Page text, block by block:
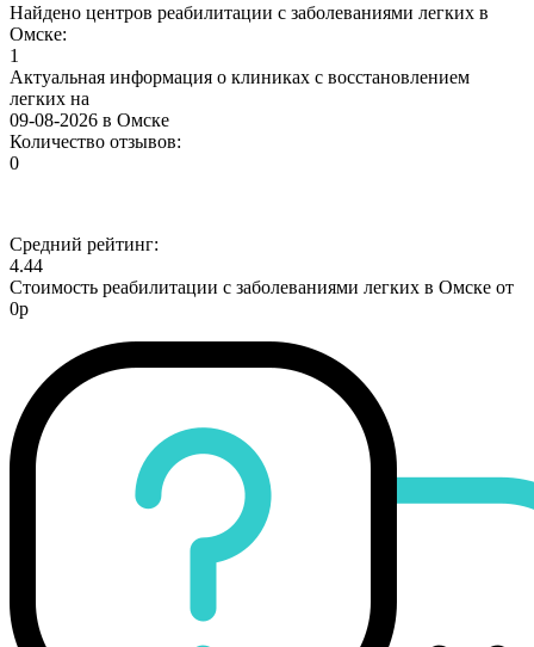
Найдено центров реабилитации с заболеваниями легких в
Омске:
1
Актуальная информация о клиниках с восстановлением
легких на
09-08-2026 в Омске
Количество отзывов:
0
Средний рейтинг:
4.44
Стоимость реабилитации с заболеваниями легких в Омске от
0р